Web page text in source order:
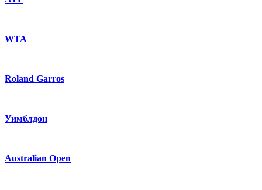
WTA
Roland Garros
Уимблдон
Australian Open